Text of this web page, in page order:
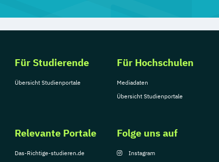
Für Studierende
Übersicht Studienportale
Für Hochschulen
Mediadaten
Übersicht Studienportale
Relevante Portale
Das-Richtige-studieren.de
Folge uns auf
Instagram